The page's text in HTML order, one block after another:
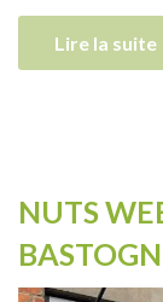
Lire la suite
NUTS